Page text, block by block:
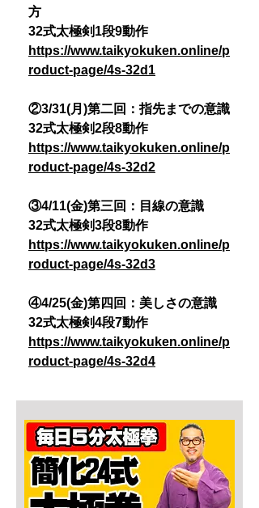
方
32式太極剣1段9動作
https://www.taikyokuken.online/p
roduct-page/4s-32d1
②3/31(月)第二回：指先までの意識
32式太極剣2段8動作
https://www.taikyokuken.online/p
roduct-page/4s-32d2
③4/11(金)第三回：目線の意識
32式太極剣3段8動作
https://www.taikyokuken.online/p
roduct-page/4s-32d3
④4/25(金)第四回：美しさの意識
32式太極剣4段7動作
https://www.taikyokuken.online/p
roduct-page/4s-32d4